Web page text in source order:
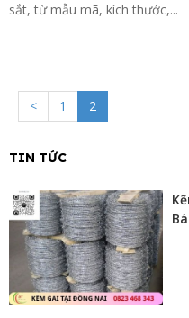
sắt, từ mẫu mã, kích thước,...
< 1 2
TIN TỨC